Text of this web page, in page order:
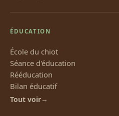
ÉDUCATION
École du chiot
Séance d'éducation
Rééducation
Bilan éducatif
Tout voir